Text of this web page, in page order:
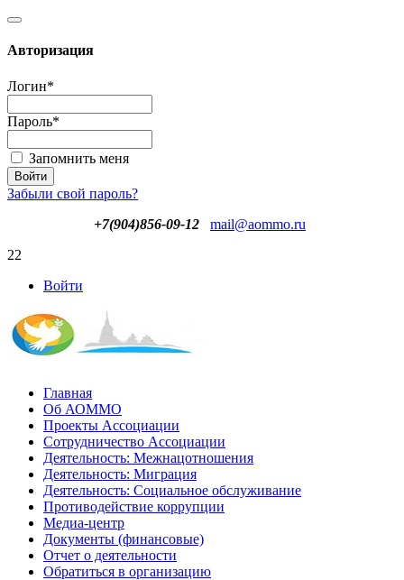
Авторизация
Логин*
Пароль*
Запомнить меня
Забыли свой пароль?
+7(904)856-09-12
mail@aommo.ru
22
Войти
Главная
Об АОММО
Проекты Ассоциации
Сотрудничество Ассоциации
Деятельность: Межнацотношения
Деятельность: Миграция
Деятельность: Социальное обслуживание
Противодействие коррупции
Медиа-центр
Документы (финансовые)
Отчет о деятельности
Обратиться в организацию